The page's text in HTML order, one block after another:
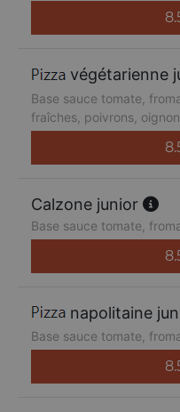
végétarienne
Base sauce tomate,
fraîches, poivrons,
Calzone junior
Base sauce tomate,
napolitaine
Base sauce tomate,